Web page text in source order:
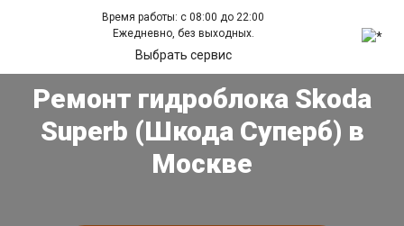
Время работы: с 08:00 до 22:00
Ежедневно, без выходных.
Выбрать сервис
Ремонт гидроблока Skoda
Superb (Шкода Суперб) в
Москве